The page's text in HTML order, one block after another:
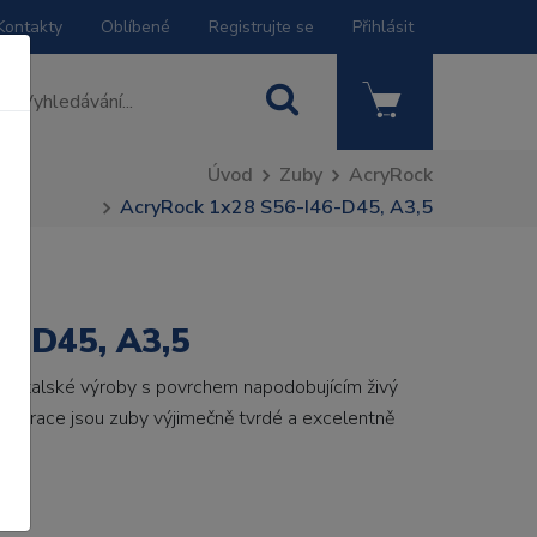
Oblíbené Registrujte se Přihlásit
Úvod Zuby
AcryRock
AcryRock 1x28 S56-I46-D45, A3,5
D45, A3,5
italské výroby s povrchem napodobujícím živý
jsou zuby výjimečně tvrdé a excelentně